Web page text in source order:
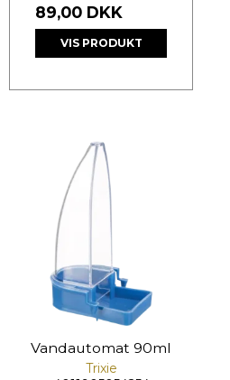
89,00 DKK
VIS PRODUKT
Vandautomat 90ml
Trixie